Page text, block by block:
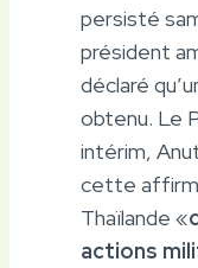
persisté
président
déclaré
obtenu. Le
intérim,
cette
Thaïlande «
actions